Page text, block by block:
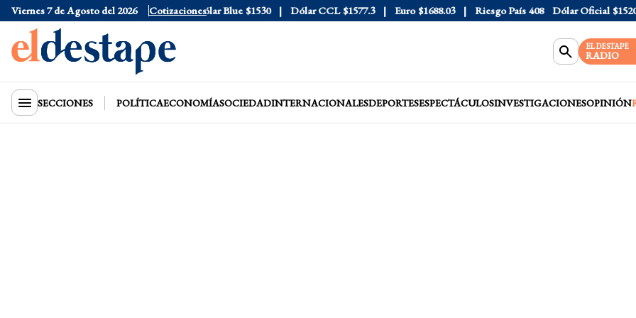
Viernes 7 de Agosto del 2026 Cotizaciones
$1520 Dólar Tarjeta $1976 Dólar Blue $1530 Dólar CCL $1577.3 Euro $1688.03 Riesgo País 408 Dólar Oficial $1520
EL DESTAPE
RADIO
SECCIONES POLÍTICAECONOMÍASOCIEDADINTERNACIONALESDEPORTESESPECTÁCULOSINVESTIGACIONESOPINIÓN